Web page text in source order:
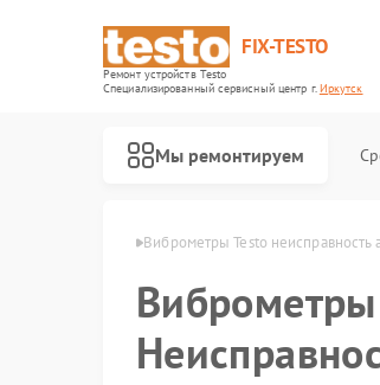
FIX-TESTO
Ремонт устройств Testo
Специализированный cервисный центр г.Иркутск
Мы ремонтируем
Testo в Иркутске Виброметры Testo неисправность
Виброметры